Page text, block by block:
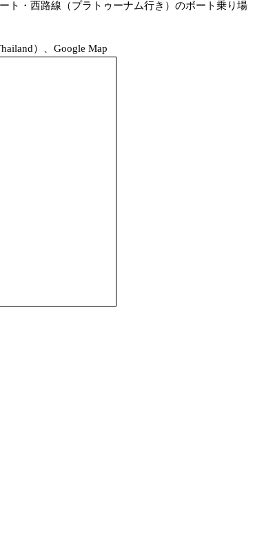
ト・西路線（プラトゥーナム行き）のボート乗り場
）、Google Map